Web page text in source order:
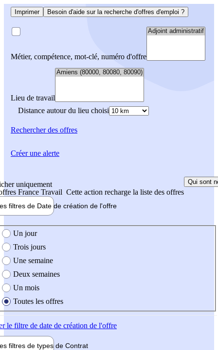
Imprimer Besoin d'aide sur la recherche d'offres d'emploi ?
Métier, compétence, mot-clé, numéro d'offre
Lieu de travail
Distance autour du lieu choisi
Rechercherdes offres
uniquement
France Travail Cette action recharge la liste des offres
Qui sont
filtres de Date de création de l'offre
création de l'offre
Un jour
Trois jours
Une semaine
Deux semaines
Un mois
Toutes les offres
le filtre de date de création de l'offre
filtres de types de Contrat
Créer une alerte